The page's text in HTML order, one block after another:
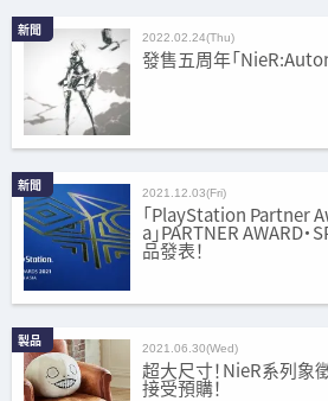
新聞 2022.02.24(Thu)
發售五周年「
新聞 2021.12.03(Fri)
「PlayStation Partner
a」PARTNER AWARD
品發表！
製品 2021.06.30(Wed)
超大尺寸！NieR系列象
接受預購！